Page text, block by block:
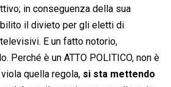
in conseguenza della sua
il divieto per gli eletti di
E un fatto notorio,
Perché è un ATTO POLITICO, non è
quella regola, si sta mettendo